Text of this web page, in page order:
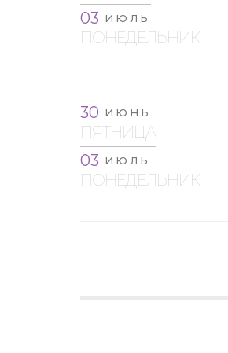
03 ИЮЛЬ
ПОНЕДЕЛЬНИК
30 ИЮНЬ
ПЯТНИЦА
03 ИЮЛЬ
ПОНЕДЕЛЬНИК